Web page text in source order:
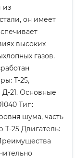
из
он имеет
высоких
газов.
Т-25,
21. Основные
Тип:
шума, часть
Т-25 Двигатель: